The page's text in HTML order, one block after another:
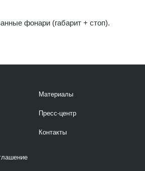
фонари (габарит + стоп).
Материалы
Пресс-центр
Контакты